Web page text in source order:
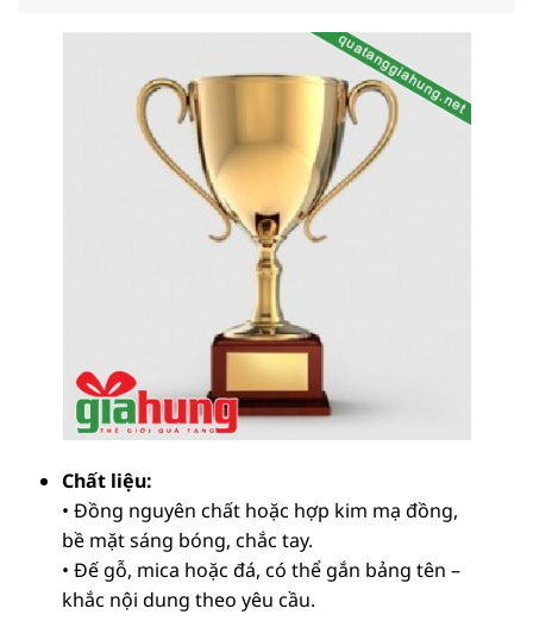
Chất liệu:
• Đồng nguyên chất hoặc hợp kim mạ đồng,
bề mặt sáng bóng, chắc tay.
• Đế gỗ, mica hoặc đá, có thể gắn bảng tên –
khắc nội dung theo yêu cầu.